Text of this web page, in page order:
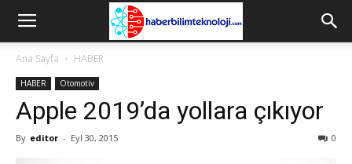
Ana Sayfa HABER
HABER Otomotiv
Apple 2019’da yollara çıkıyor
By editor - Eyl 30, 2015 0